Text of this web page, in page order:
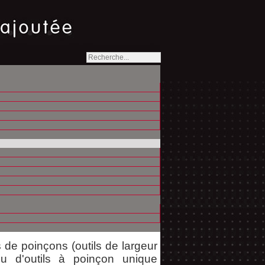
capacité de vous proposer
poinçons (outils de largeur
d'outils à poinçon unique